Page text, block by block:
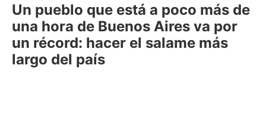
Un pueblo que está a poco más de
una hora de Buenos Aires va por
un récord: hacer el salame más
largo del país